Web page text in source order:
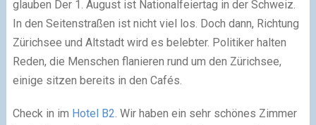
glauben Der 1. August ist Nationalfeiertag in der Schweiz.
In den Seitenstraßen ist nicht viel los. Doch dann, Richtung
Zürichsee und Altstadt wird es belebter. Politiker halten
Reden, die Menschen flanieren rund um den Zürichsee,
einige sitzen bereits in den Cafés.
Check in im Hotel B2. Wir haben ein sehr schönes Zimmer